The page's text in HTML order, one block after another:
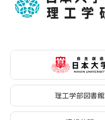
理工学部図書館